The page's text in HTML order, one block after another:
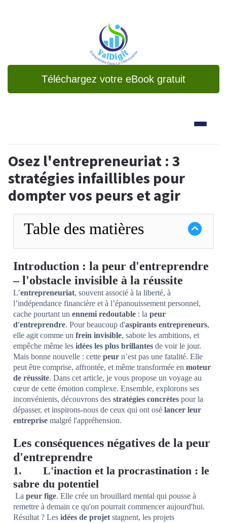
Téléchargez votre eBook gratuit
Osez l'entrepreneuriat : 3
stratégies infaillibles pour
dompter vos peurs et agir
Table des matières
Introduction : la peur d'entreprendre
– l'obstacle invisible à la réussite
L’entrepreneuriat, souvent associé à la liberté, à
l’indépendance financière et à l’épanouissement personnel,
cache pourtant un ennemi redoutable : la peur
d'entreprendre. Pour beaucoup d'aspirants entrepreneurs,
elle agit comme un frein invisible, sabote les ambitions, et
empêche même les idées les plus brillantes de voir le jour.
Mais bonne nouvelle : cette peur n’est pas une fatalité. Elle
peut être comprise, affrontée, et même transformée en moteur
de réussite. Dans cet article, je vous propose un voyage au
cœur de cette émotion complexe. Ensemble, explorons ses
inconvénients, découvrons des stratégies concrètes pour la
dépasser, et inspirons-nous de ceux qui ont osé lancer leur
entreprise malgré l'appréhension.
Les conséquences négatives de la peur
d'entreprendre
1. L'inaction et la procrastination : le
sabre du potentiel
La peur fige. Elle crée un brouillard mental qui pousse à
remettre à demain ce qu'on pourrait commencer aujourd'hui.
Résultat ? Les idées de projet stagnent, les projets